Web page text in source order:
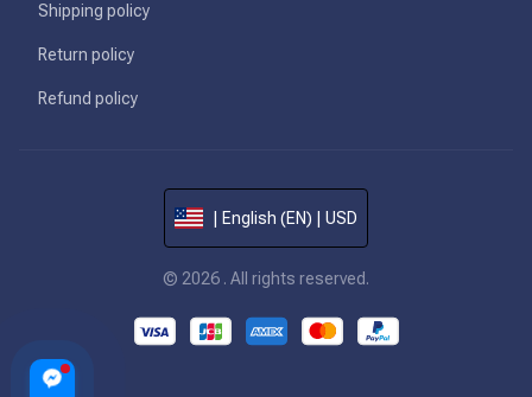
Shipping policy
Return policy
Refund policy
| English (EN) | USD
© 2026 . All rights reserved.